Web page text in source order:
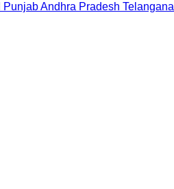
PunjabAndhra Pradesh Telangana